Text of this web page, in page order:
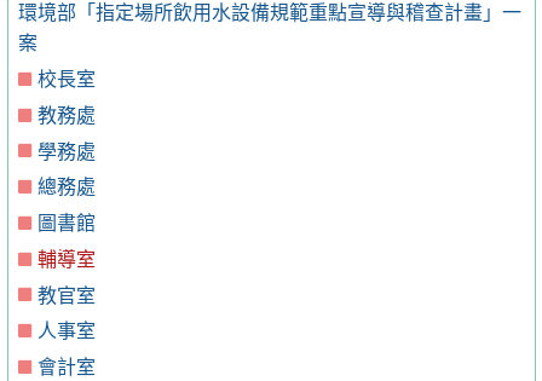
環境部「指定場所飲用水設備規範重點宣導與稽查計畫」一
案
校長室
教務處
學務處
總務處
圖書館
輔導室
教官室
人事室
會計室